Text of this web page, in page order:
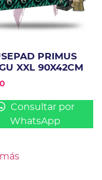
PRIMUS
XXL 90X42CM
Consultar por
WhatsApp
más